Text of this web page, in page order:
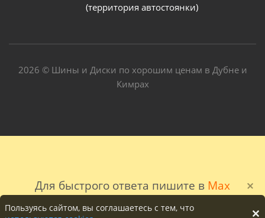
Для быстрого ответа пишите в Max
(территория автостоянки)
2026 © Шины и Диски по хорошим ценам в Дубне и
Кимрах
Пользуясь сайтом, вы соглашаетесь с тем, что